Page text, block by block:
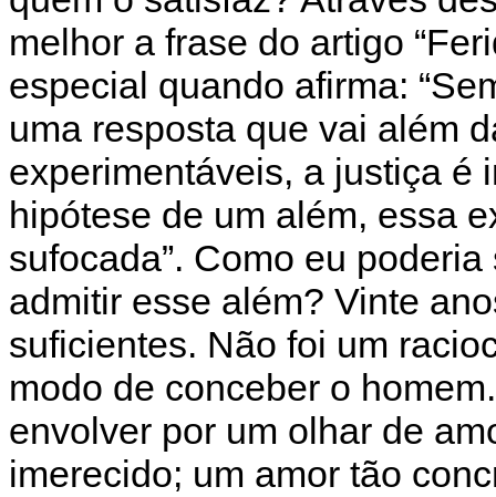
melhor a frase do artigo
especial quando afirma:
uma resposta que vai além
experimentáveis, a justiça é
hipótese de um além, essa
sufocada”. Como eu
admitir esse além? Vinte
suficientes. Não foi um
modo de conceber o
envolver por um olhar de
imerecido; um amor tão